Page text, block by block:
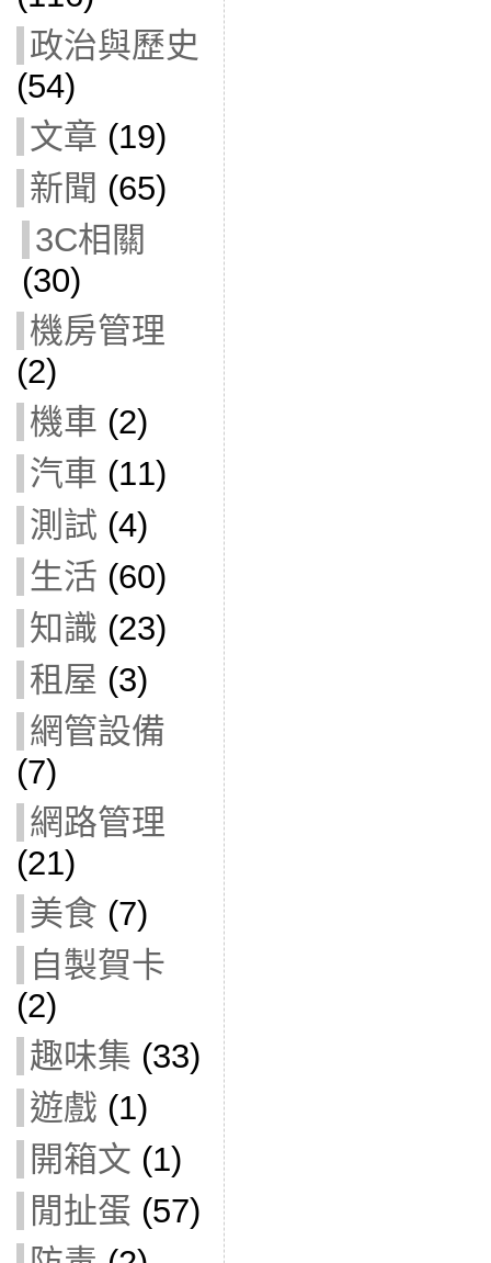
政治與歷史
(54)
文章 (19)
新聞 (65)
3C相關
(30)
機房管理
(2)
機車 (2)
汽車 (11)
測試 (4)
生活 (60)
知識 (23)
租屋 (3)
網管設備
(7)
網路管理
(21)
美食 (7)
自製賀卡
(2)
趣味集 (33)
遊戲 (1)
開箱文 (1)
閒扯蛋 (57)